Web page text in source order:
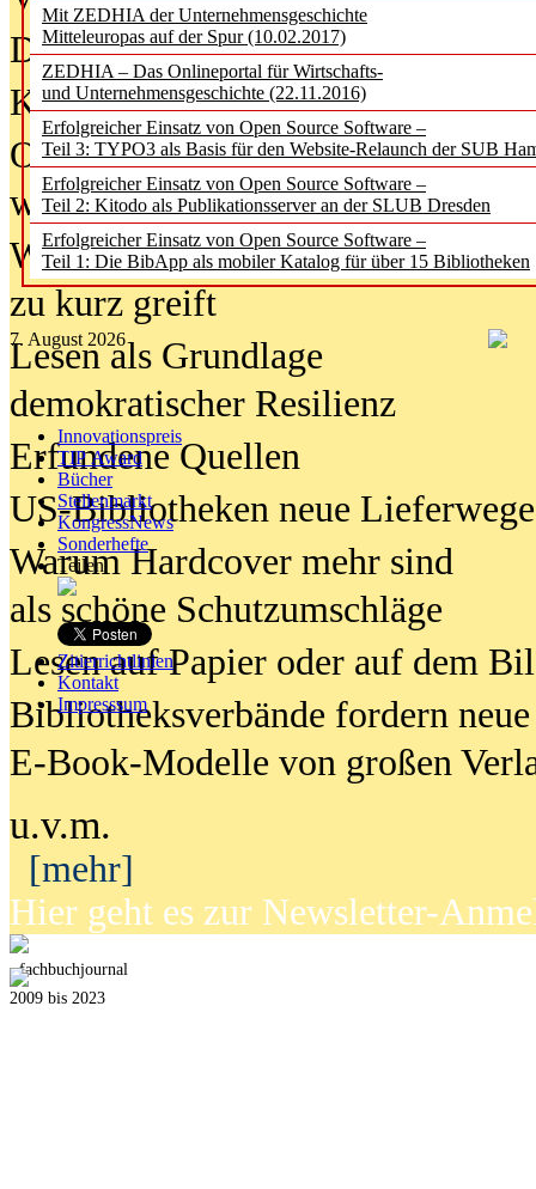
Mit ZEDHIA der Unternehmensgeschichte
Mitteleuropas auf der Spur (10.02.2017)
ZEDHIA – Das Onlineportal für Wirtschafts-
und Unternehmensgeschichte (22.11.2016)
Erfolgreicher Einsatz von Open Source Software –
Teil 3: TYPO3 als Basis für den Website-Relaunch der SUB
Erfolgreicher Einsatz von Open Source Software –
Teil 2: Kitodo als Publikationsserver an der SLUB Dresden
Erfolgreicher Einsatz von Open Source Software –
Teil 1: Die BibApp als mobiler Katalog für über 15 Bibliotheken
7. August 2026
Innovationspreis
TIP Award
Bücher
Stellenmarkt
KongressNews
Sonderhefte
Teilen
Zitierrichtlinien
Kontakt
Impresssum
Digitale Langzeit­archi­vierung
KI-Chatbots werden Teil der
Offene Infrastrukturen für
wissenschaftliche
Warum die Debatte über KI-Texte
zu kurz greift
Lesen als Grundlage
demokratischer Resilienz
Erfundene Quellen
US-Bibliotheken neue Lieferwege
Warum Hardcover mehr sind
als schöne Schutzumschläge
Lesen auf Papier oder auf dem
Bibliotheksverbände fordern neue
E-Book-Modelle von großen
u.v.m.
[mehr]
Hier geht es zur Newsletter-
fachbuchjournal
2009 bis 2023